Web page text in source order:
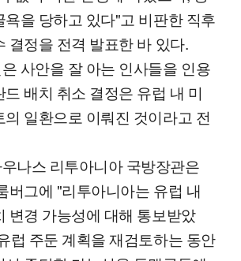
욕을 당하고 있다"고 비판한 직후
결정을 전격 발표한 바 있다.
사안을 잘 아는 인사들을 인용
배치 취소 결정은 유럽 내 미
일환으로 이뤄진 것이라고 전
나스 리투아니아 국방장관은
버그에 "리투아니아는 유럽 내
변경 가능성에 대해 통보받았
럽 주둔 계획을 재검토하는 동안